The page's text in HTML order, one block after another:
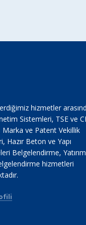
hizmetler
Sistemleri, TSE ve
Marka ve Patent Vekillik
Hazır Beton ve Yapı
Belgelendirme, Yatırım
hizmetleri